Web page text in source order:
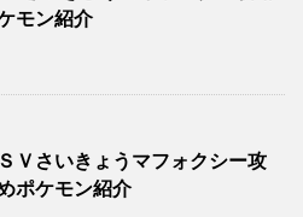
モン紹介
Ｖさいきょうマフォクシー攻
ポケモン紹介